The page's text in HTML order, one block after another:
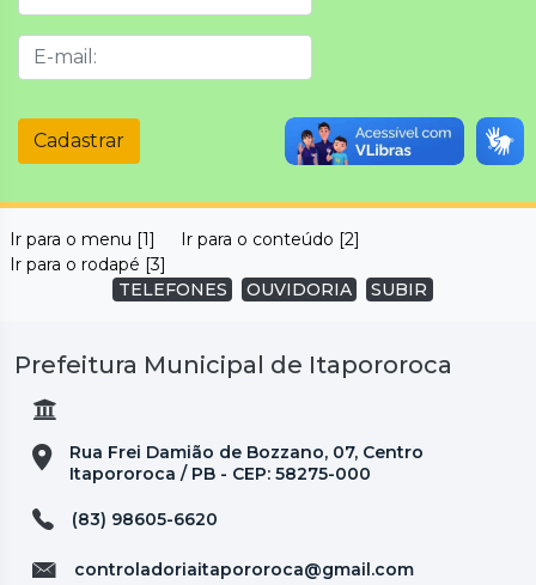
Cadastrar
Ir para o menu [1]
Ir para o conteúdo [2]
Ir para o rodapé [3]
TELEFONES
OUVIDORIA SUBIR
Prefeitura Municipal de Itapororoca
Rua Frei Damião de Bozzano, 07, Centro
Itapororoca / PB - CEP: 58275-000
(83) 98605-6620
controladoriaitapororoca@gmail.com